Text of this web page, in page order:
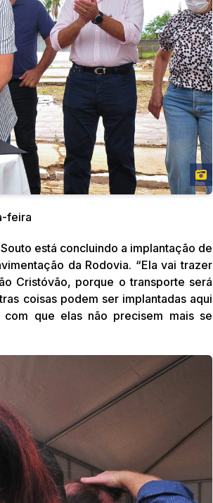
feira
está concluindo a implantação de
da Rodovia. “Ela vai trazer
Cristóvão, porque o transporte será
coisas podem ser implantadas aqui
que elas não precisem mais se